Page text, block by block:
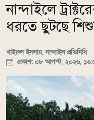
নান্দাইলে
ধরতে ছুটছে
খাইরুল ইসলাম, নান্দাইল প্রতিনিধি
প্রকাশ: ০৮ আগস্ট, ২০২৬,